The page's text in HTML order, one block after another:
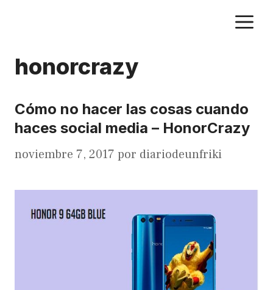
honorcrazy
Cómo no hacer las cosas cuando
haces social media – HonorCrazy
noviembre 7, 2017 por diariodeunfriki